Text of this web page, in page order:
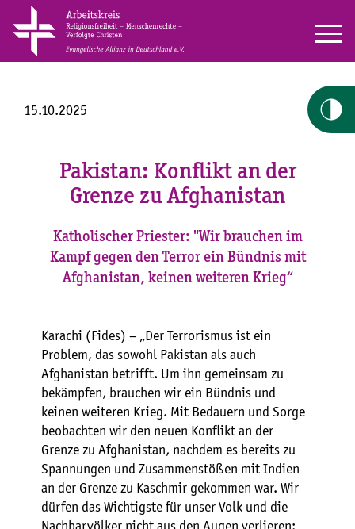
15.10.2025
Pakistan: Konflikt an der
Grenze zu Afghanistan
Katholischer Priester: "Wir brauchen im
Kampf gegen den Terror ein Bündnis mit
Afghanistan, keinen weiteren Krieg“
Karachi (Fides) – „Der Terrorismus ist ein
Problem, das sowohl Pakistan als auch
Afghanistan betrifft. Um ihn gemeinsam zu
bekämpfen, brauchen wir ein Bündnis und
keinen weiteren Krieg. Mit Bedauern und Sorge
beobachten wir den neuen Konflikt an der
Grenze zu Afghanistan, nachdem es bereits zu
Spannungen und Zusammenstößen mit Indien
an der Grenze zu Kaschmir gekommen war. Wir
dürfen das Wichtigste für unser Volk und die